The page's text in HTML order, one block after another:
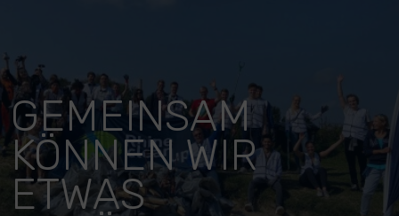
GEMEINSAM
KÖNNEN WIR
ETWAS